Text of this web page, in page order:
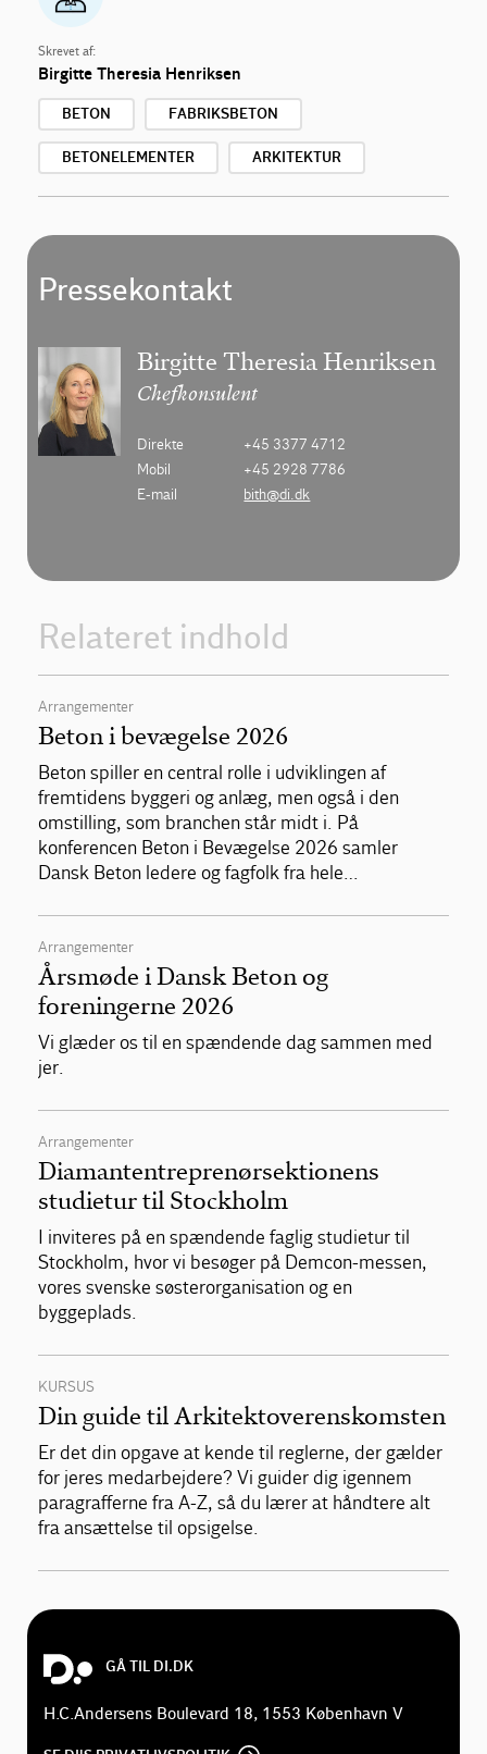
Skrevet af:
Birgitte Theresia Henriksen
BETON FABRIKSBETON
BETONELEMENTER ARKITEKTUR
Pressekontakt
Birgitte Theresia Henriksen
Chefkonsulent
Direkte
+45 3377 4712
Mobil
+45 2928 7786
E-mail
bith@di.dk
Relateret indhold
Arrangementer
Beton i bevægelse 2026
Beton spiller en central rolle i udviklingen af
fremtidens byggeri og anlæg, men også i den
omstilling, som branchen står midt i. På
konferencen Beton i Bevægelse 2026 samler
Dansk Beton ledere og fagfolk fra hele…
Arrangementer
Årsmøde i Dansk Beton og
foreningerne 2026
Vi glæder os til en spændende dag sammen med
jer.
Arrangementer
Diamantentreprenørsektionens
studietur til Stockholm
I inviteres på en spændende faglig studietur til
Stockholm, hvor vi besøger på Demcon-messen,
vores svenske søsterorganisation og en
byggeplads.
KURSUS
Din guide til Arkitektoverenskomsten
Er det din opgave at kende til reglerne, der gælder
for jeres medarbejdere? Vi guider dig igennem
paragrafferne fra A-Z, så du lærer at håndtere alt
fra ansættelse til opsigelse.
GÅ TIL DI.DK
H.C.Andersens Boulevard 18, 1553 København V